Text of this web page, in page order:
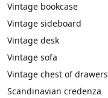
Vintage bookcase
Vintage sideboard
Vintage desk
Vintage sofa
Vintage chest of drawers
Scandinavian credenza